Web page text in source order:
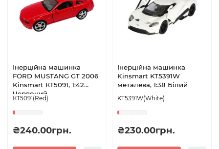
Інерційна машинка
FORD MUSTANG GT 2006
Kinsmart КТ5091, 1:42
Червоний
КТ5091(Red)
₴240.00грн.
Інерційна машинка
Kinsmart KT5391W
металева, 1:38 Білий
KT5391W(White)
₴230.00грн.